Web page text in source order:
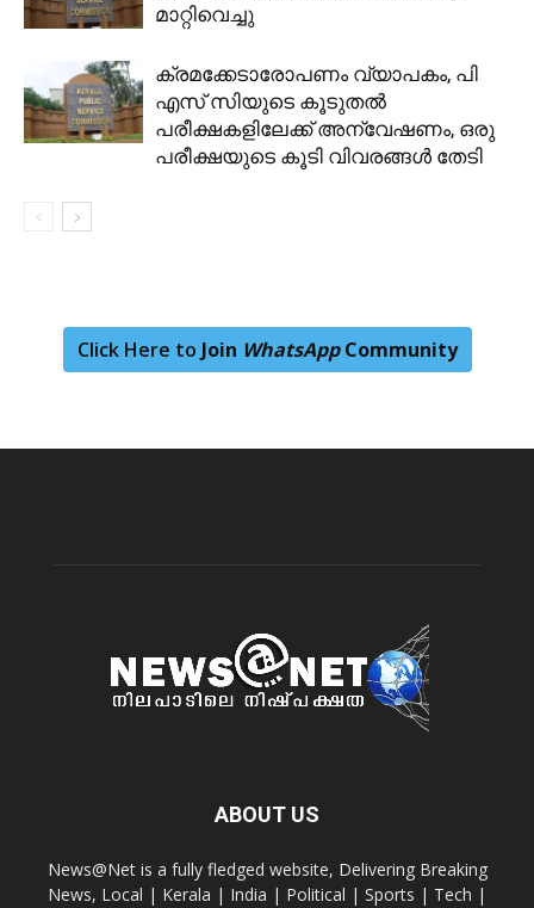
മാറ്റിവെച്ചു
ക്രമക്കേടാരോപണം വ്യാപകം, പി
എസ് സിയുടെ കൂടുതൽ
പരീക്ഷകളിലേക്ക് അന്വേഷണം, ഒരു
പരീക്ഷയുടെ കൂടി വിവരങ്ങൾ തേടി
Click Here to Join WhatsAppCommunity
ABOUT US
News@Net is a fully fledged website, Delivering Breaking
News, Local | Kerala | India | Political | Sports | Tech |